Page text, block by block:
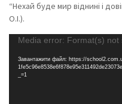
“Нехай буде мир віднині і
О.І.).
Відеопрогравач
Media error: Format(s)
Завантажити файл: https://
_=1